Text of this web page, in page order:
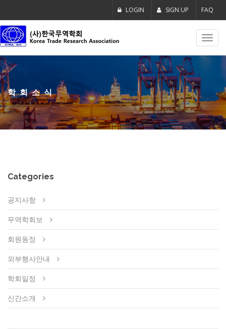
LOGIN SIGN UP FAQ
학회소식
Categories
공지사항
무역학회보
회원동정
외부행사안내
학회일정
신간소개